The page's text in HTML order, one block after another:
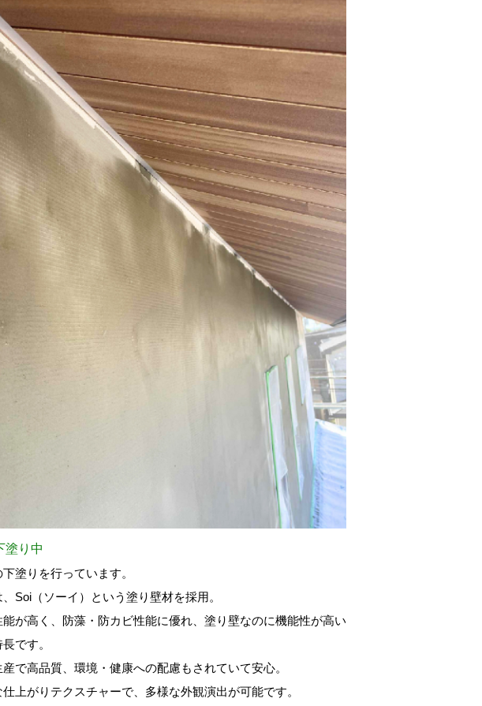
塗り中
塗りを行っています。
Soi（ソーイ）という塗り壁材を採用。
能が高く、防藻・防カビ性能に優れ、塗り壁なのに機能性が高い
です。
産で高品質、環境・健康への配慮もされていて安心。
仕上がりテクスチャーで、多様な外観演出が可能です。